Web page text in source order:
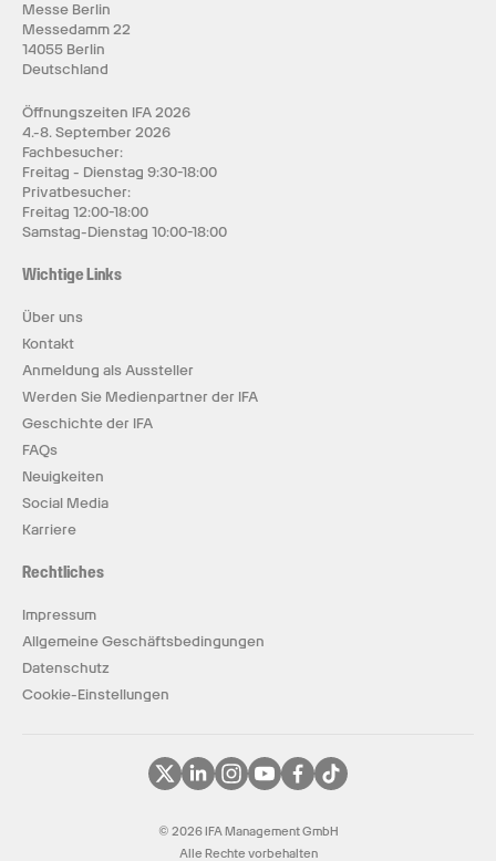
Messe Berlin
Messedamm 22
14055 Berlin
Deutschland
Öffnungszeiten IFA 2026
4.-8. September 2026
Fachbesucher:
Freitag - Dienstag 9:30-18:00
Privatbesucher:
Freitag 12:00-18:00
Samstag-Dienstag 10:00-18:00
Wichtige Links
Über uns
Kontakt
Anmeldung als Aussteller
Werden Sie Medienpartner der IFA
Geschichte der IFA
FAQs
Neuigkeiten
Social Media
Karriere
Rechtliches
Impressum
Allgemeine Geschäftsbedingungen
Datenschutz
Cookie-Einstellungen
© 2026 IFA Management GmbH
Alle Rechte vorbehalten